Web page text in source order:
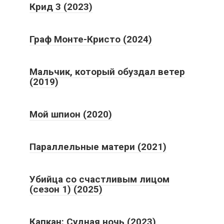
Крид 3 (2023)
Граф Монте-Кристо (2024)
Мальчик, который обуздал ветер
(2019)
Мой шпион (2020)
Параллельные матери (2021)
Убийца со счастливым лицом
(сезон 1) (2025)